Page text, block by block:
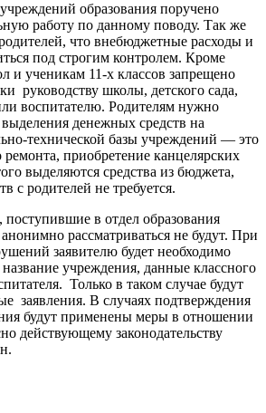
образования поручено
работу по данному поводу. Так же
что внебюджетные расходы и
под строгим контролем. Кроме
и ученикам 11-х классов запрещено
руководству школы, детского сада,
воспитателю. Родителям нужно
денежных средств на
технической базы учреждений — это
приобретение канцелярских
выделяются средства из бюджета,
с родителей не требуется.
поступившие в отдел образования
рассматриваться не будут. При
заявителю будет необходимо
учреждения, данные классного
Только в таком случае будут
заявления. В случаях подтверждения
будут применены меры в отношении
действующему законодательству